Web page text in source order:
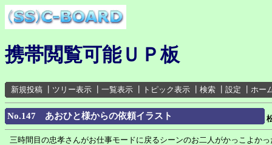
携帯閲覧可能ＵＰ板
新規投稿 ツリー表示 一覧表示 トピック表示 検索 設定 ホー
No.147 あおひと様からの依頼イラスト
三時間目の忠孝さんがお仕事モードに戻るシーンのお二人がかっこよか